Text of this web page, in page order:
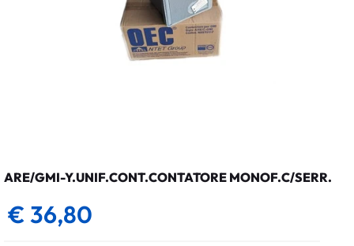
ARE/GMI-Y.UNIF.CONT.CONTATORE MONOF.C/SERR.
€ 36,80